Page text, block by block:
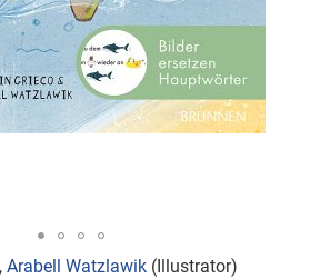
Arabell Watzlawik (Illustrator)